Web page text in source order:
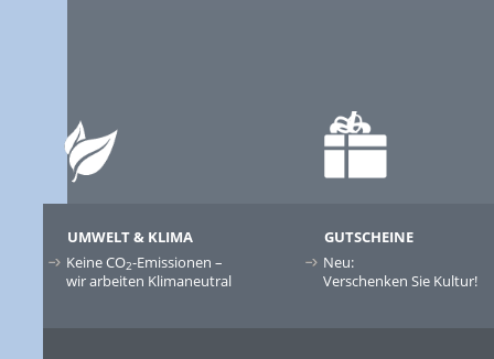
UMWELT & KLIMA
Keine CO2-Emissionen –
wir arbeiten Klimaneutral
GUTSCHEINE
Neu:
Verschenken Sie Kultur!